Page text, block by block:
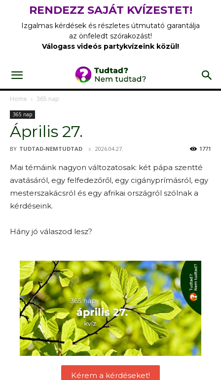
RENDEZZ SAJÁT KVÍZESTET!
Izgalmas kérdések és részletes útmutató garantálja
az önfeledt szórakozást!
Válogass videós partykvízeink közül!
Home 365 nap
365 nap
Április 27.
BY TUDTAD-NEMTUDTAD 2026.04.27. 1771
Mai témáink nagyon változatosak: két pápa szentté
avatásáról, egy felfedezőről, egy cigányprímásról, egy
mesterszakácsról és egy afrikai országról szólnak a
kérdéseink.
Hány jó válaszod lesz?
Kérem a kérdéseket!